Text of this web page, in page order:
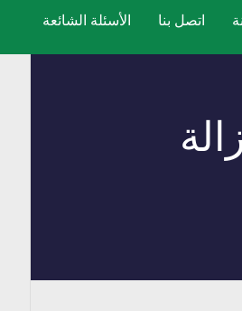
اتصل بنا الأسئلة الشائعة
لإزالة